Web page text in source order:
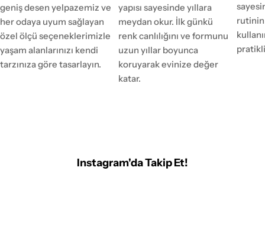
geniş desen yelpazemiz ve
her odaya uyum sağlayan
özel ölçü seçeneklerimizle
yaşam alanlarınızı kendi
tarzınıza göre tasarlayın.
yapısı sayesinde yıllara
meydan okur. İlk günkü
renk canlılığını ve formunu
uzun yıllar boyunca
koruyarak evinize değer
katar.
Instagram'da Takip Et!